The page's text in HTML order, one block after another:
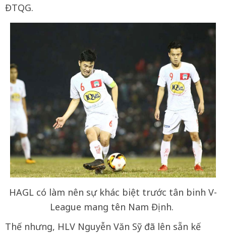
ĐTQG.
HAGL có làm nên sự khác biệt trước tân binh V-
League mang tên Nam Định.
Thế nhưng, HLV Nguyễn Văn Sỹ đã lên sẵn kế